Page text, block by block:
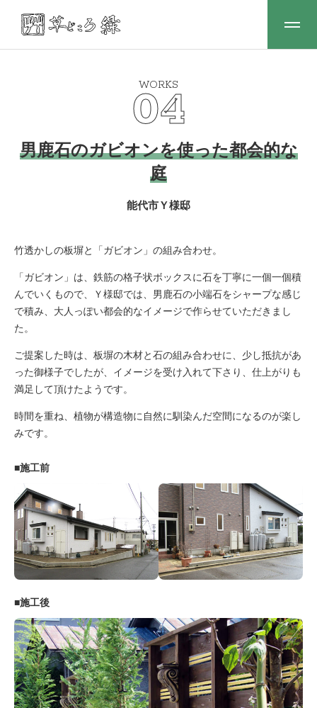
WORKS
04
男鹿石のガビオンを使った都会的な
庭
能代市Ｙ様邸
竹透かしの板塀と「ガビオン」の組み合わせ。
「ガビオン」は、鉄筋の格子状ボックスに石を丁寧に一個一個積
んでいくもので、Ｙ様邸では、男鹿石の小端石をシャープな感じ
で積み、大人っぽい都会的なイメージで作らせていただきまし
た。
ご提案した時は、板塀の木材と石の組み合わせに、少し抵抗があ
った御様子でしたが、イメージを受け入れて下さり、仕上がりも
満足して頂けたようです。
時間を重ね、植物が構造物に自然に馴染んだ空間になるのが楽し
みです。
■施工前
■施工後